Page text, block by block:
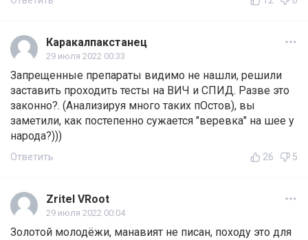
Каракалпакстанец
29 июля 2022 00:33
Запрещенные препараты видимо не нашли, решили
заставить проходить тесты на ВИЧ и СПИД. Разве это
законно?. (Анализируя много таких пОстов), вы
заметили, как постепенно сужается "веревка" на шее у
народа?)))
Ответить 26 5
Zritel VRoot
29 июля 2022 00:04
Золотой молодёжи, манавият не писан, походу это для